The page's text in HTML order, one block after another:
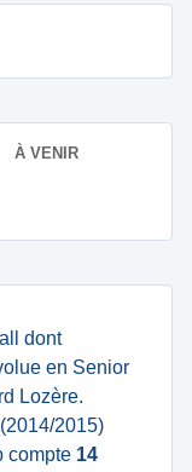
À VENIR
dont
en Senior
Lozère.
2015)
compte 14